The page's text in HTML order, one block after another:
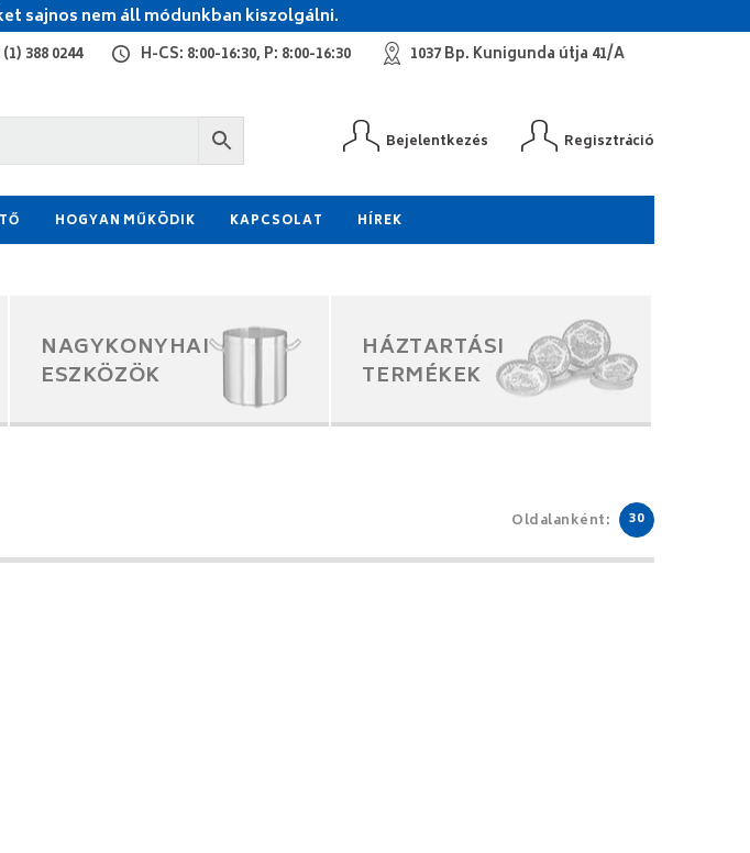
sajnos nem áll módunkban kiszolgálni.
(1) 388 0244 H-CS: 8:00-16:30, P: 8:00-16:30 1037 Bp. Kunigunda útja 41/A
Bejelentkezés Regisztráció
HOGYAN MŰKÖDIK KAPCSOLAT HÍREK
NAGYKONYHAI
ESZKÖZÖK
HÁZTARTÁSI
TERMÉKEK
Oldalanként: 30